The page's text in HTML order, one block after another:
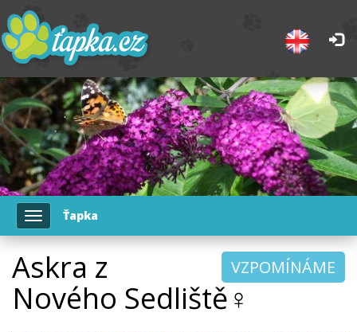
Toggle
navigation
Ťapka
VZPOMÍNÁME
Askra z
Nového Sedliště♀